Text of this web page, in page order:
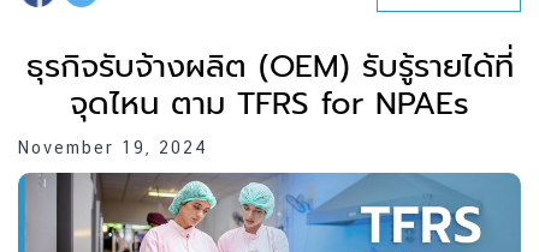
ธุรกิจรับจ้างผลิต (OEM) รับรู้รายได้ที่
จุดไหน ตาม TFRS for NPAEs
November 19, 2024